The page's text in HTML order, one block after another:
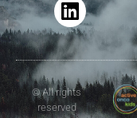
© All rights
reserved